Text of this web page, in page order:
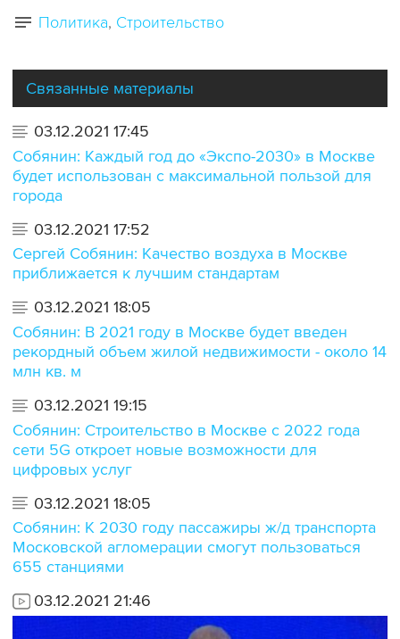
Политика Строительство
Связанные материалы
03.12.2021 17:45
Собянин: Каждый год до «Экспо-2030» в Москве
будет использован с максимальной пользой для
города
03.12.2021 17:52
Сергей Собянин: Качество воздуха в Москве
приближается к лучшим стандартам
03.12.2021 18:05
Собянин: В 2021 году в Москве будет введен
рекордный объем жилой недвижимости - около 14
млн кв. м
03.12.2021 19:15
Собянин: Строительство в Москве с 2022 года
сети 5G откроет новые возможности для
цифровых услуг
03.12.2021 18:05
Собянин: К 2030 году пассажиры ж/д транспорта
Московской агломерации смогут пользоваться
655 станциями
03.12.2021 21:46